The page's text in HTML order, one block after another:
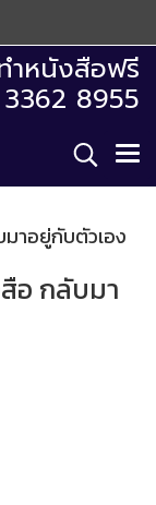
ำหนังสือฟรี
8955
าอยู่กับตัวเอง
อ กลับมา